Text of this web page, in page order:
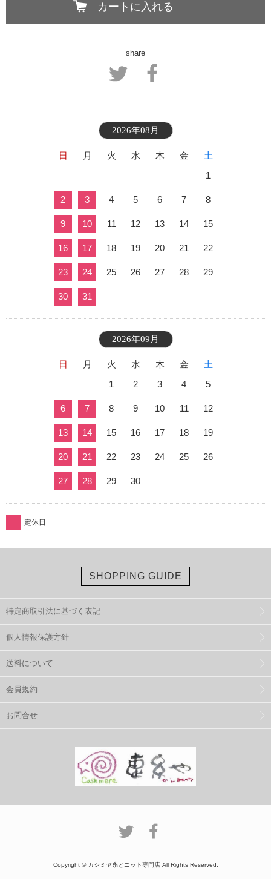
カートに入れる
share
2026年08月
日 月 火 水 木 金
土
1
2 3 4 5 6 7 8
9 10 11 12 13 14 15
16 17 18 19 20 21 22
23 24 25 26 27 28 29
30 31
2026年09月
日 月 火 水 木 金
土
1
2 3 4 5
6 7 8 9 10 11 12
13 14 15 16 17 18 19
20 21 22 23 24 25 26
27 28 29 30
定休日
SHOPPING GUIDE
特定商取引法に基づく表記
個人情報保護方針
送料について
会員規約
お問合せ
Copyright © カシミヤ糸とニット専門店 All Rights Reserved.